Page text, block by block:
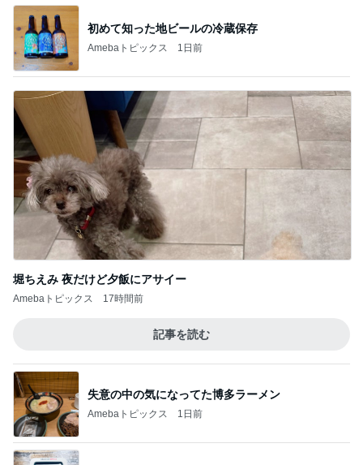
初めて知った地ビールの冷蔵保存
Amebaトピックス 1日前
堀ちえみ 夜だけど夕飯にアサイー
Amebaトピックス 17時間前
記事を読む
失意の中の気になってた博多ラーメン
Amebaトピックス 1日前